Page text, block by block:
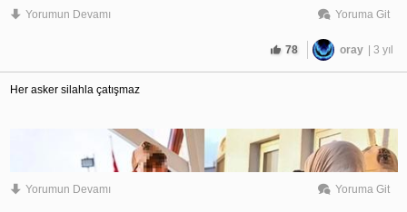
Bu şeye benziyor, başta BMW 5 serisi araba istemişsin, tamam demişler, sonra
senin başka şeyler yapman karşılığında vermeyi kabul etmişler. Hatta yedek
parçalarını sadece onlardan alabileceksin, gidip Polo aslında küçük araba
manevra kalibiyeti yüksek, dar sokaklara girebiliyor vs diyip kendini tatmin
etmeye benziyor.
Yorumun Devamı Yoruma Git
78 oray | 3 yıl
Her asker silahla çatışmaz
Yorumun Devamı Yoruma Git